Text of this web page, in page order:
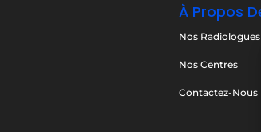
À Propos
Nos
Nos Centres
Contactez-Nous